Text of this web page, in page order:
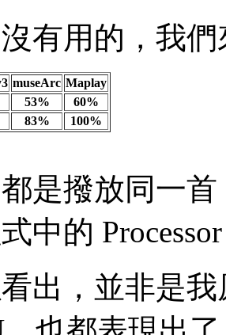
有用的，我
museArc Maplay
53%
60%
83% 100%
是撥放同一首
中的
出，並非是